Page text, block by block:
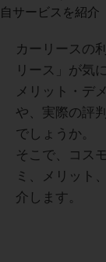
カーリースの
リース」が気
メリット・デ
や、実際の評
でしょうか。
そこで、コス
ミ、メリット
介します。